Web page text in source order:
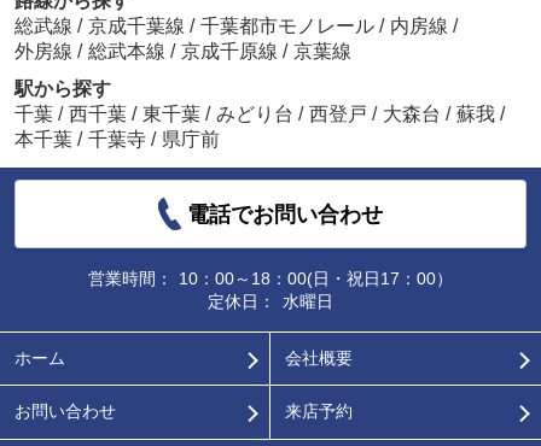
総武線 / 京成千葉線 / 千葉都市モノレール / 内房線 /
外房線 / 総武本線 / 京成千原線 / 京葉線
駅から探す
千葉 / 西千葉 / 東千葉 / みどり台 / 西登戸 / 大森台 / 蘇我 /
本千葉 / 千葉寺 / 県庁前
電話でお問い合わせ
営業時間：
10：00～18：00(日・祝日17：00）
定休日：
水曜日
ホーム 会社概要
お問い合わせ 来店予約